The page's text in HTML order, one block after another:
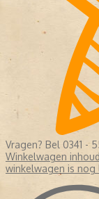
Vragen? Bel 0341 -
Winkelwagen
winkelwagen is nog